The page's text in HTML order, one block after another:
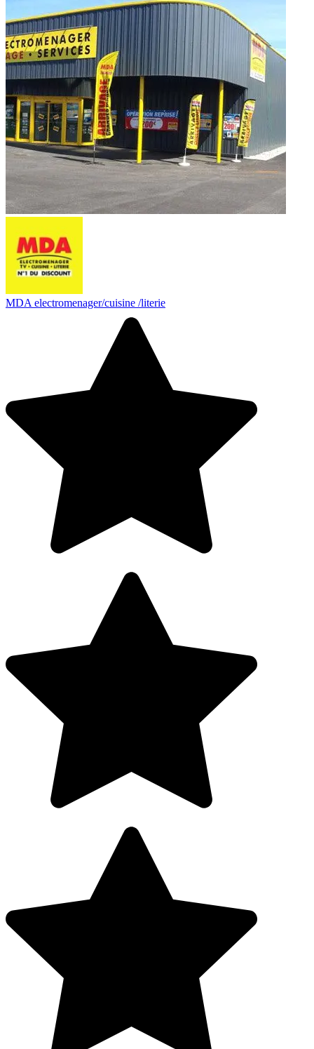
MDA electromenager/cuisine /literie